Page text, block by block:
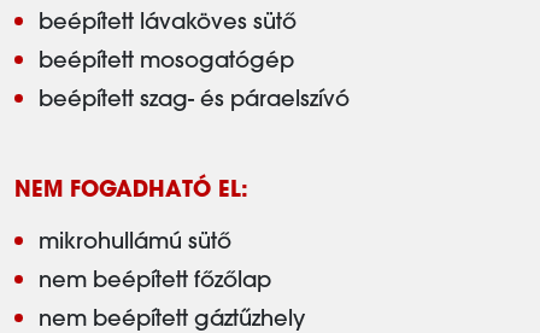
beépített lávaköves sütő
beépített mosogatógép
beépített szag- és páraelszívó
NEM FOGADHATÓ EL:
mikrohullámú sütő
nem beépített főzőlap
nem beépített gáztűzhely